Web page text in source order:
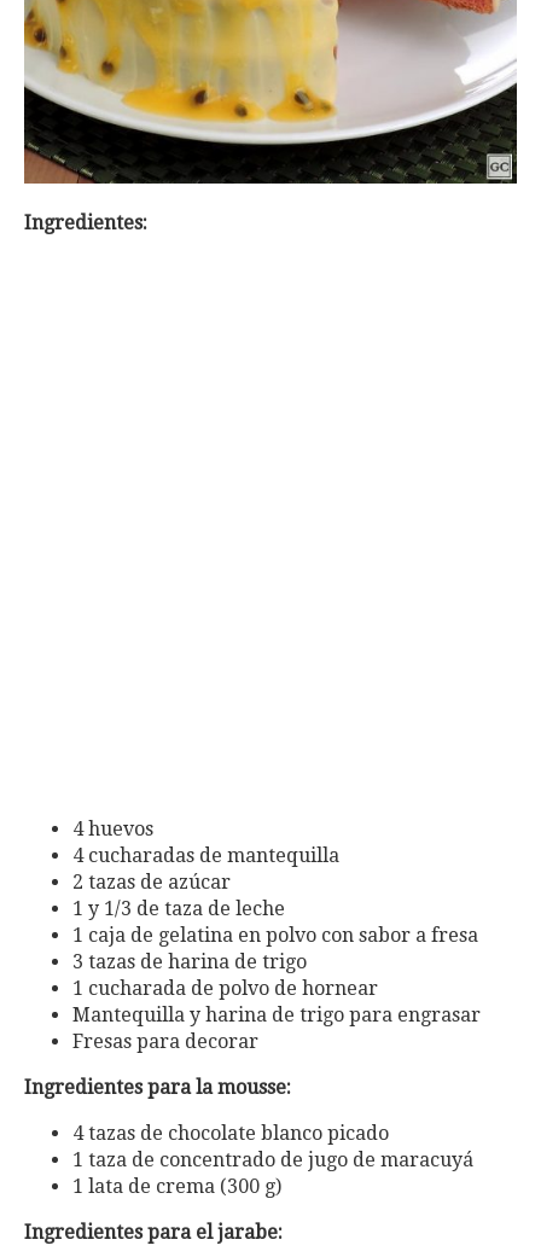
Ingredientes:
4 huevos
4 cucharadas de mantequilla
2 tazas de azúcar
1 y 1/3 de taza de leche
1 caja de gelatina en polvo con sabor a fresa
3 tazas de harina de trigo
1 cucharada de polvo de hornear
Mantequilla y harina de trigo para engrasar
Fresas para decorar
Ingredientes para la mousse:
4 tazas de chocolate blanco picado
1 taza de concentrado de jugo de maracuyá
1 lata de crema (300 g)
Ingredientes para el jarabe: